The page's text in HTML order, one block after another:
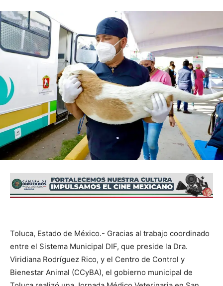
Toluca, Estado de México.- Gracias al trabajo coordinado
entre el Sistema Municipal DIF, que preside la Dra.
Viridiana Rodríguez Rico, y el Centro de Control y
Bienestar Animal (CCyBA), el gobierno municipal de